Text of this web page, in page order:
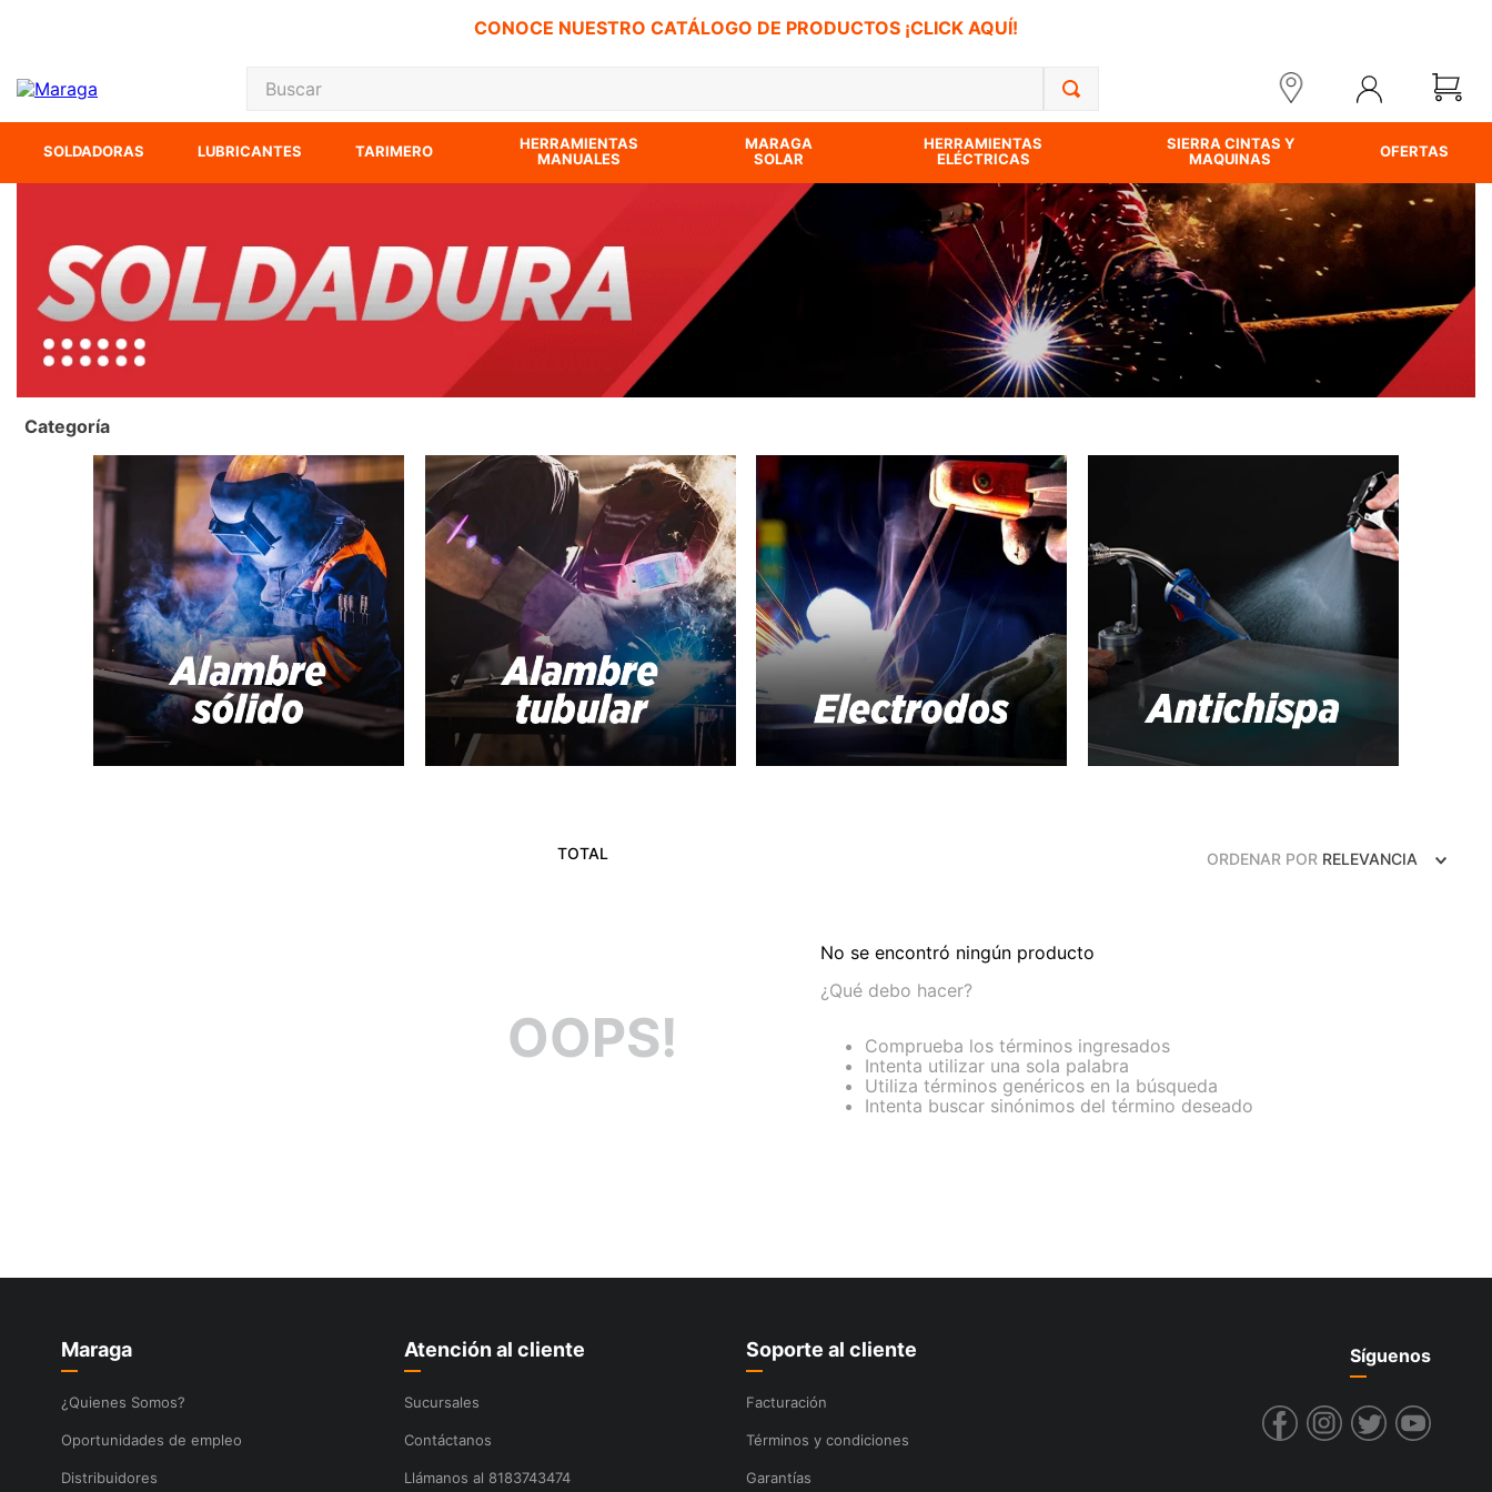
CONOCE NUESTRO CATÁLOGO DE PRODUCTOS ¡CLICK AQUÍ!
Buscar
SOLDADORAS LUBRICANTES TARIMERO
HERRAMIENTAS
MANUALES
MARAGA
SOLAR
HERRAMIENTAS
ELÉCTRICAS
SIERRA CINTAS Y
MAQUINAS
OFERTAS
Categoría
TOTAL ORDENAR POR RELEVANCIA
OOPS!
No se encontró ningún producto
¿Qué debo hacer?
Comprueba los términos ingresados
Intenta utilizar una sola palabra
Utiliza términos genéricos en la búsqueda
Intenta buscar sinónimos del término deseado
Maraga
¿Quienes Somos?
Oportunidades de empleo
Distribuidores
Atención al cliente
Sucursales
Contáctanos
Llámanos al 8183743474
Soporte al cliente
Facturación
Términos y condiciones
Garantías
Síguenos
TÉRMINOS MÁS BUSCADOS
3.
interruptor
4
sierra cinta
5.
lenox
esmeriladora
7.
sierra sable
9.
clavos
-cut